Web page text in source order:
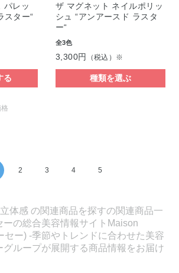
パレッ
スター“
る
ザ マグネット ネイルポリッ
シュ “アンアースド ラスタ
ー“
全3色
3,300円 （税込）※
種類を選ぶ
2 3 4 5
体感 の関連商品を探すの関連商品一
ーの総合美容情報サイトMaison
セー) -季節やトレンドに合わせた美容
グループが展開する商品情報をお届け